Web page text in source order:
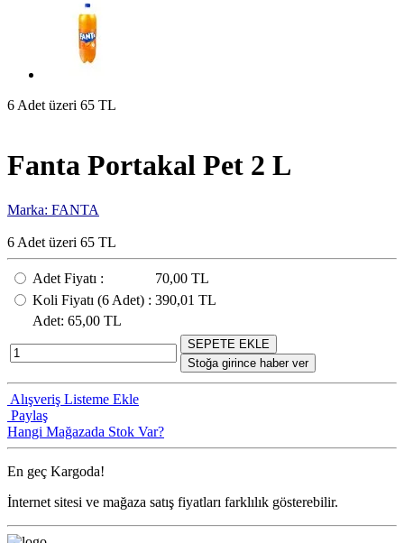
6 Adet üzeri 65 TL
Fanta Portakal Pet 2 L
Marka: FANTA
6 Adet üzeri 65 TL
Adet Fiyatı :
70,00 TL
Koli Fiyatı (6 Adet) : 390,01 TL
Adet: 65,00 TL
SEPETE EKLE
Stoğa girince haber ver
Alışveriş Listeme Ekle
Paylaş
Hangi Mağazada Stok Var?
En geç Kargoda!
İnternet sitesi ve mağaza satış fiyatları farklılık gösterebilir.